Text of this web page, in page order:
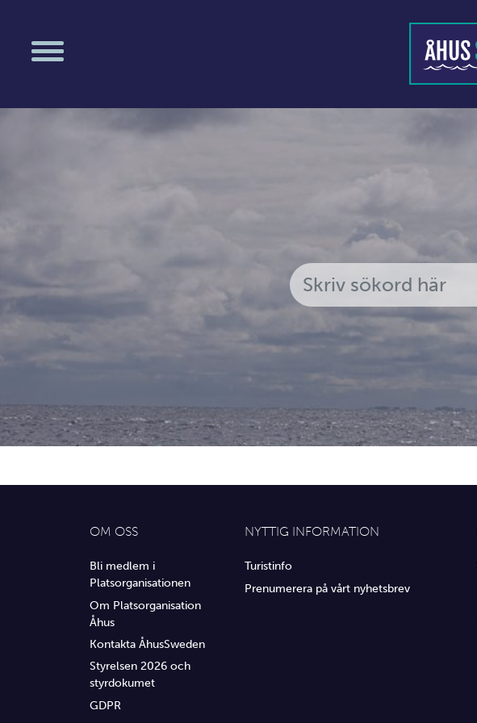
OM OSS
Bli medlem i
Platsorganisationen
Om Platsorganisation
Åhus
Kontakta ÅhusSweden
Styrelsen 2026 och
styrdokumet
GDPR
NYTTIG INFORMATION
Turistinfo
Prenumerera på vårt nyhetsbrev